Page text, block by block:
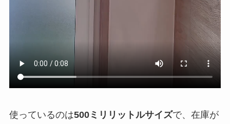
使っているのは500ミリリットルサイズで、在庫が